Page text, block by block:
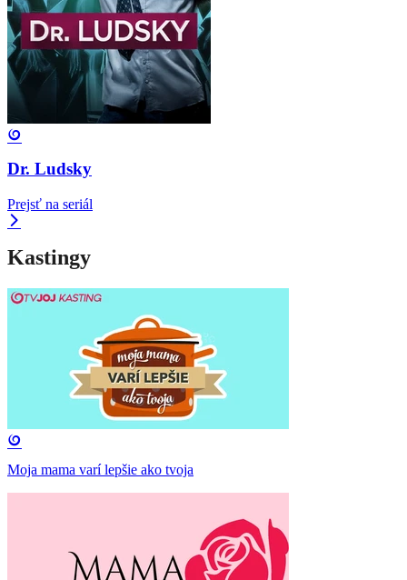
Dr. Ludsky
Prejsť na seriál
Kastingy
Moja mama varí lepšie ako tvoja